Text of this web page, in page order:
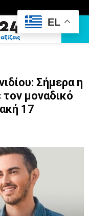
Σήμερα η
μοναδικό
17
EL